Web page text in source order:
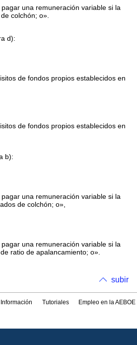
una remuneración variable si la
colchón; o».
d):
de fondos propios establecidos en
de fondos propios establecidos en
b):
una remuneración variable si la
de colchón; o»,
una remuneración variable si la
ratio de apalancamiento; o».
subir
Tutoriales Empleo en la AEBOE